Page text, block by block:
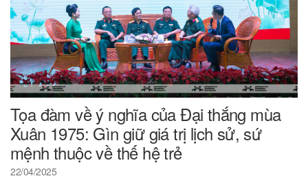
Tọa đàm về ý nghĩa của Đại thắng mùa
Xuân 1975: Gìn giữ giá trị lịch sử, sứ
mệnh thuộc về thế hệ trẻ
22/04/2025